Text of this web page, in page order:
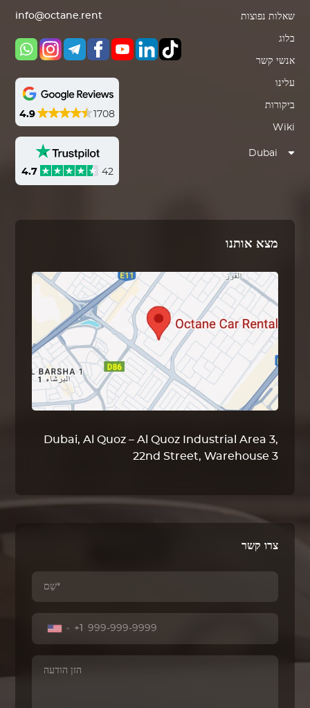
info@octane.rent
4.9 1708
4.7 42
שאלות נפוצות
בלוג
אנשי קשר
עלינו
ביקורות
Wiki
Dubai
מצא אותנו
Dubai, Al Quoz – Al Quoz Industrial Area 3,
22nd Street, Warehouse 3
צרו קשר
+1